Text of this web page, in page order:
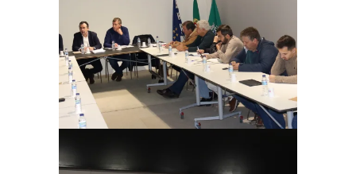
Ampliar